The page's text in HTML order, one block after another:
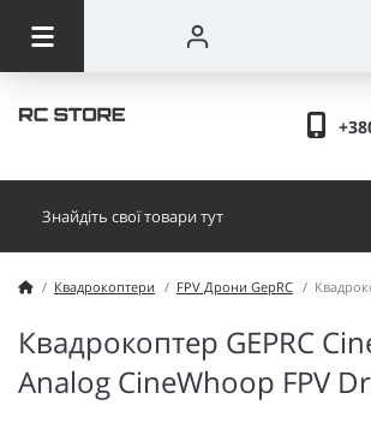
Квадрокоптери FPV Дрони GepRC
Квадрокоптер GEPRC
Analog CineWhoop FPV